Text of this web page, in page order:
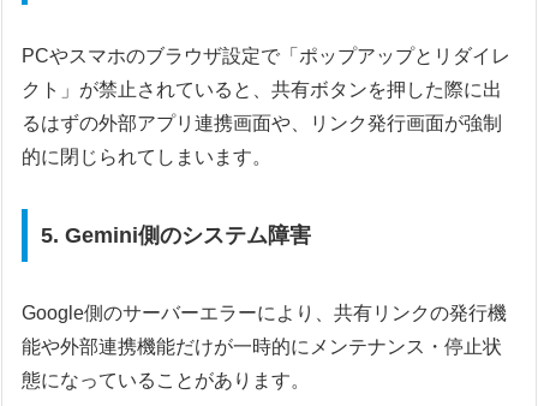
PCやスマホのブラウザ設定で「ポップアップとリダイレ
クト」が禁止されていると、共有ボタンを押した際に出
るはずの外部アプリ連携画面や、リンク発行画面が強制
的に閉じられてしまいます。
5. Gemini側のシステム障害
Google側のサーバーエラーにより、共有リンクの発行機
能や外部連携機能だけが一時的にメンテナンス・停止状
態になっていることがあります。